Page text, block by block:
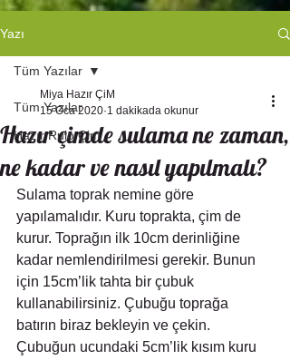
Yazı
Tüm Yazılar
Hazır Rulo Çim
Tüm Yazılar
Hazır çimde sulama ne zaman,
ne kadar ve nasıl yapılmalı?
Miya Hazır ÇiM
15 Oca 2020 1 dakikada okunur
Sulama toprak nemine göre
yapılamalıdır. Kuru toprakta, çim de
kurur. Toprağın ilk 10cm derinliğine
kadar nemlendirilmesi gerekir. Bunun
için 15cm’lik tahta bir çubuk
kullanabilirsiniz. Çubuğu toprağa
batırın biraz bekleyin ve çekin.
Çubuğun ucundaki 5cm’lik kısım kuru